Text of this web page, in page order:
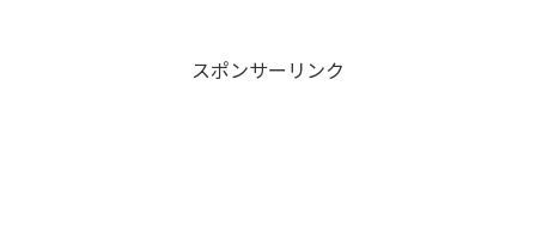
スポンサーリンク